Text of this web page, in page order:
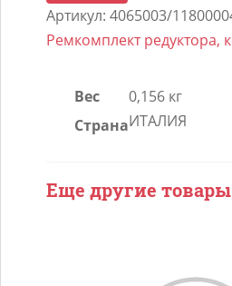
товара
Катушка
Артикул: 4065003/
Ремкомплект редуктора,
Вес
0,156 кг
СтранаИТАЛИЯ
Еще другие товары